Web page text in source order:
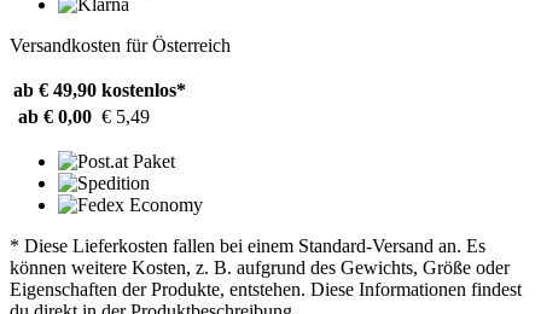
Versandkosten für Österreich
ab € 49,90 kostenlos*
ab € 0,00 € 5,49
* Diese Lieferkosten fallen bei einem Standard-Versand an. Es
können weitere Kosten, z. B. aufgrund des Gewichts, Größe oder
Eigenschaften der Produkte, entstehen. Diese Informationen findest